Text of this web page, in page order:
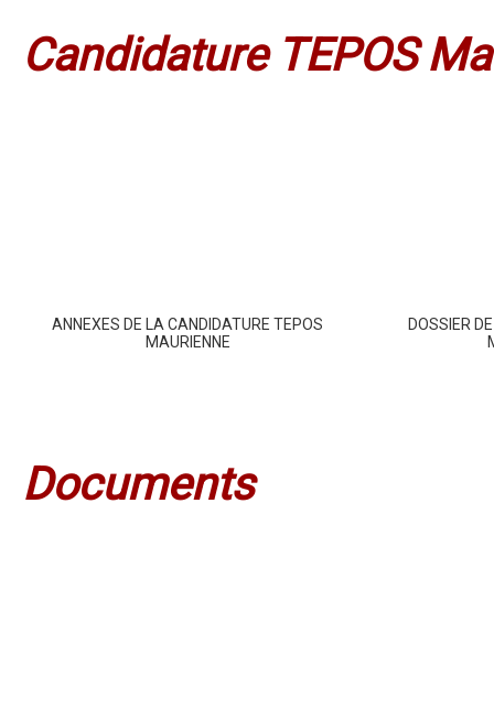
Candidature TEPOS
ANNEXES DE LA CANDIDATURE TEPOS
MAURIENNE
DOSSIER
Documents